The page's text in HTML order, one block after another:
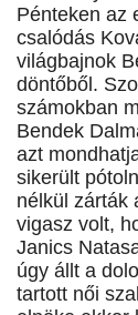
Pénteken az
csalódás
világbajnok
döntőből.
számokban
Bendek
azt
sikerült
nélkül zárták
vigasz volt,
Janics
úgy állt a
tartott női